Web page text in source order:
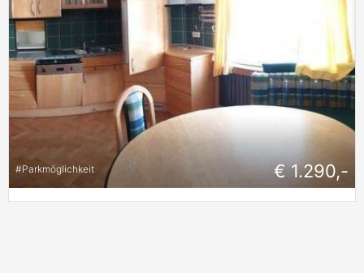
#Parkmöglichkeit € 1.290,-